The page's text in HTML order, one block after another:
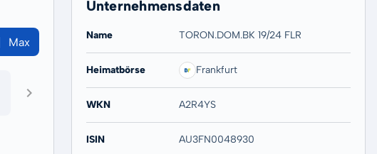
Max
Unternehmensdaten
Name TORON.DOM.BK 19/24 FLR
Heimatbörse Frankfurt
WKN A2R4YS
ISIN AU3FN0048930